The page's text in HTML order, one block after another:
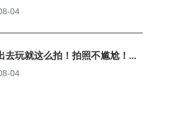
04
去玩就这么拍！拍照不尴尬！...
04